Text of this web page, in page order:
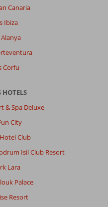
Canaria
Ibiza
Corfu
HOTELS
& Spa Deluxe
City
Club
Isil Club Resort
Lara
Palace
Resort